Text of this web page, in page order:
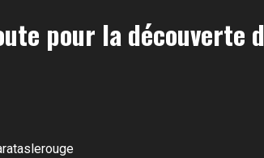
pour la découverte